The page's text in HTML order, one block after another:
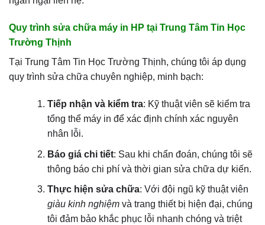
Quy trình sửa chữa máy in HP tại Trung Tâm Tin Học
Trường Thịnh
Tại Trung Tâm Tin Học Trường Thịnh, chúng tôi áp dụng
quy trình sửa chữa chuyên nghiệp, minh bạch:
Tiếp nhận và kiểm tra: Kỹ thuật viên sẽ kiểm tra
tổng thể máy in để xác định chính xác nguyên
nhân lỗi.
Báo giá chi tiết: Sau khi chẩn đoán, chúng tôi sẽ
thông báo chi phí và thời gian sửa chữa dự kiến.
Thực hiện sửa chữa: Với đội ngũ kỹ thuật viên
giàu kinh nghiệm và trang thiết bị hiện đại, chúng
tôi đảm bảo khắc phục lỗi nhanh chóng và triệt